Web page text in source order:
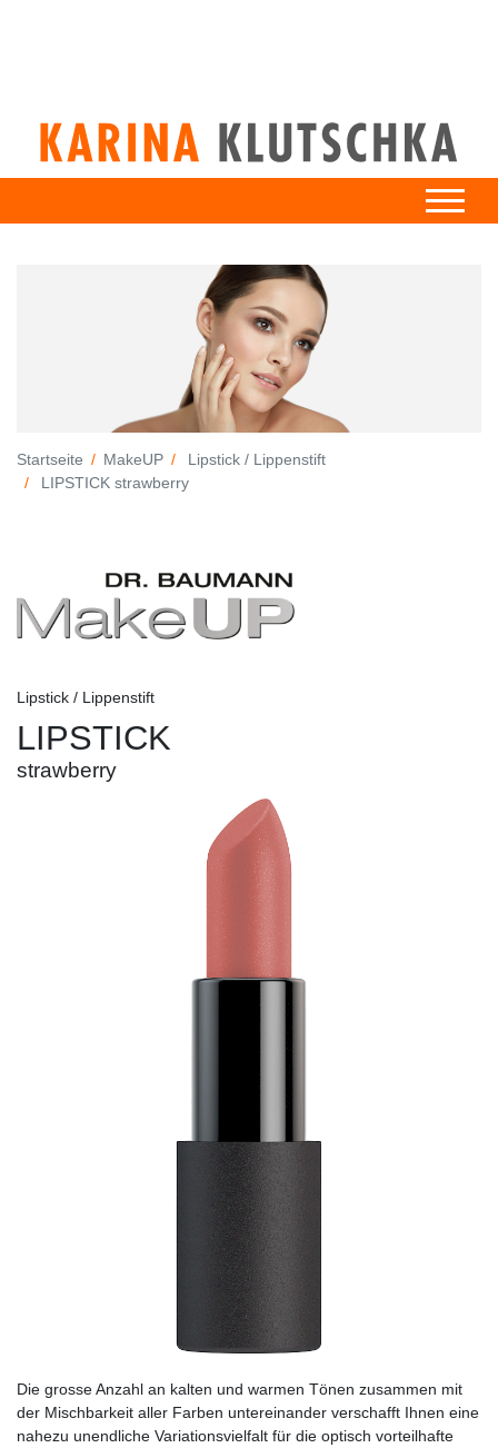
Startseite MakeUP
Lipstick / Lippenstift
LIPSTICK strawberry
Lipstick / Lippenstift
LIPSTICK
strawberry
Die grosse Anzahl an kalten und warmen Tönen zusammen mit
der Mischbarkeit aller Farben untereinander verschafft Ihnen eine
nahezu unendliche Variationsvielfalt für die optisch vorteilhafte